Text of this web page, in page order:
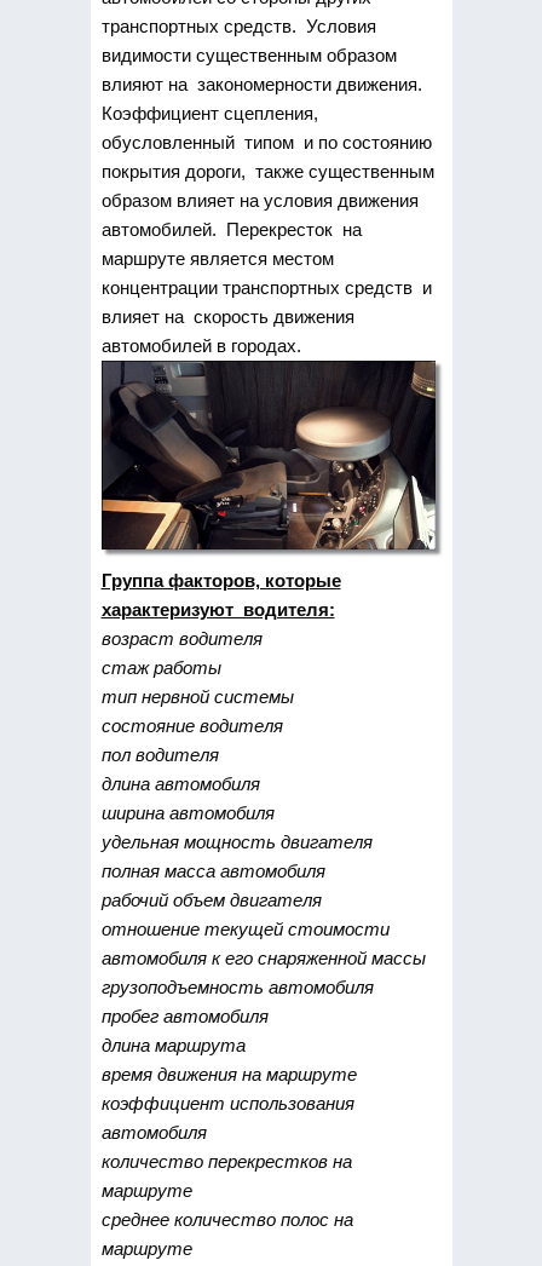
транспортных средств. Условия
видимости существенным образом
влияют на закономерности движения.
Коэффициент сцепления,
обусловленный типом и по состоянию
покрытия дороги, также существенным
образом влияет на условия движения
автомобилей. Перекресток на
маршруте является местом
концентрации транспортных средств и
влияет на скорость движения
автомобилей в городах.
Группа факторов, которые
характеризуют водителя:
возраст водителя
стаж работы
тип нервной системы
состояние водителя
пол водителя
длина автомобиля
ширина автомобиля
удельная мощность двигателя
полная масса автомобиля
рабочий объем двигателя
отношение текущей стоимости
автомобиля к его снаряженной массы
грузоподъемность автомобиля
пробег автомобиля
длина маршрута
время движения на маршруте
коэффициент использования
автомобиля
количество перекрестков на
маршруте
среднее количество полос на
маршруте